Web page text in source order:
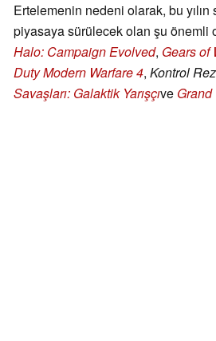
Ertelemenin nedeni olarak, bu yılın
piyasaya sürülecek olan şu önemli
Halo: Campaign Evolved, Gears of
Duty Modern Warfare 4, Kontrol
Savaşları: Galaktik Yarışçıve